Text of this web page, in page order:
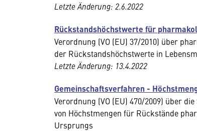
Letzte Änderung: 2.6.2022
Rückstandshöchstwerte für
Verordnung (VO (EU) 37/2010) über
der Rückstandshöchstwerte in
Letzte Änderung: 13.4.2022
Gemeinschaftsverfahren -
Verordnung (VO (EU) 470/2009) über
von Höchstmengen für Rückstände
Ursprungs